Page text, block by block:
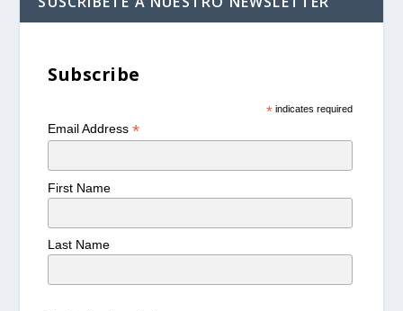
Subscribe
*indicates required
Email Address*
First Name
Last Name